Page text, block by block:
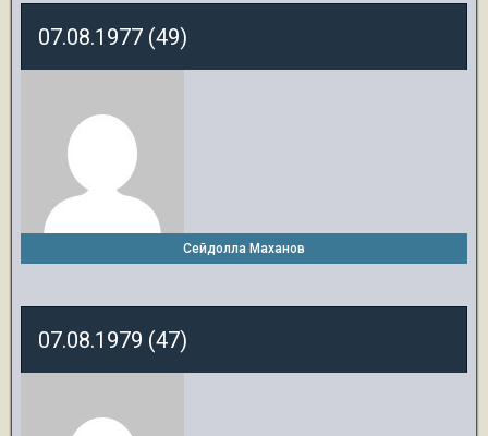
07.08.1977 (49)
Сейдолла Маханов
07.08.1979 (47)